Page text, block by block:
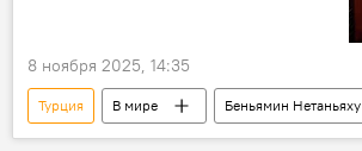
8 ноября 2025, 14:35
Турция В мире
Беньямин Нетаньяху
Израиль
арест